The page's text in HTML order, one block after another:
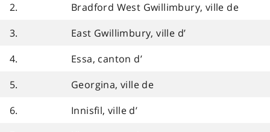
2.
Bradford West Gwillimbury, ville de
3.
East Gwillimbury, ville d’
4.
Essa, canton d’
5.
Georgina, ville de
6.
Innisfil, ville d’